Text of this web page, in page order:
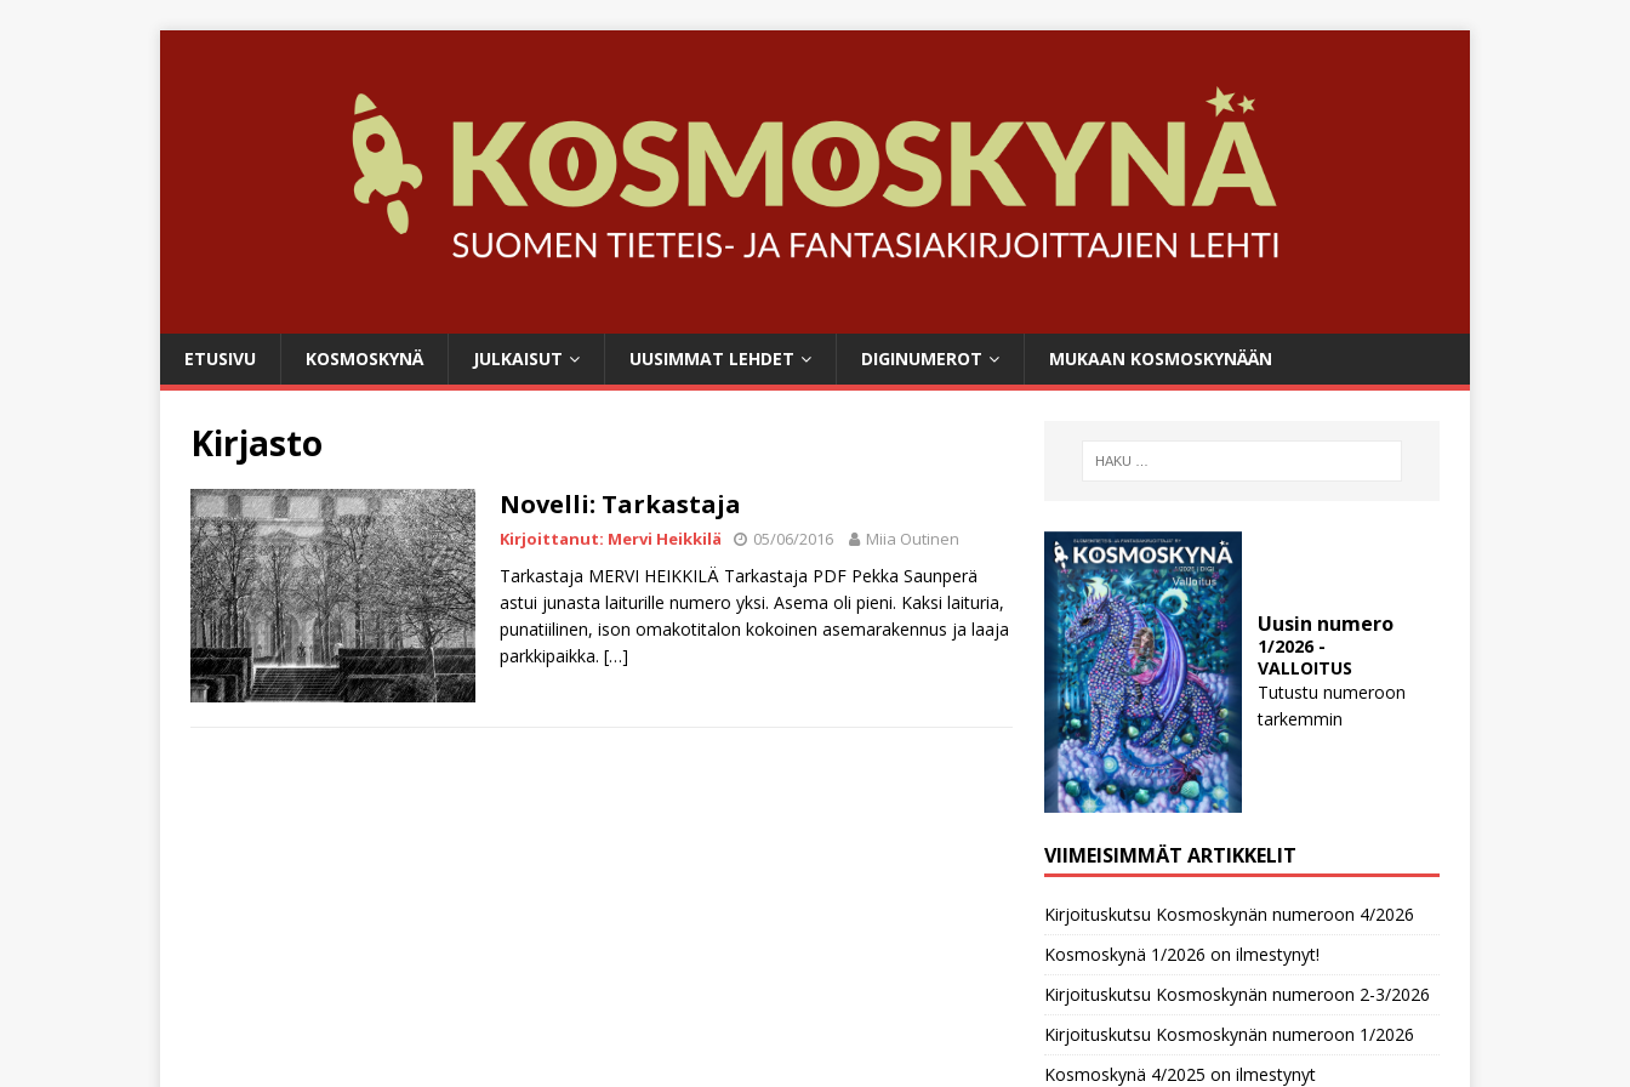
ETUSIVU KOSMOSKYNÄ JULKAISUT UUSIMMAT LEHDET DIGINUMEROT MUKAAN KOSMOSKYNÄÄN
Kirjasto
Novelli: Tarkastaja
Kirjoittanut: Mervi Heikkilä 05/06/2016 Miia Outinen
Tarkastaja MERVI HEIKKILÄ Tarkastaja PDF Pekka Saunperä
astui junasta laiturille numero yksi. Asema oli pieni. Kaksi laituria,
punatiilinen, ison omakotitalon kokoinen asemarakennus ja laaja
parkkipaikka. […]
Uusin numero
1/2026 -
VALLOITUS
Tutustu numeroon
tarkemmin
VIIMEISIMMÄT ARTIKKELIT
Kirjoituskutsu Kosmoskynän numeroon 4/2026
Kosmoskynä 1/2026 on ilmestynyt!
Kirjoituskutsu Kosmoskynän numeroon 2-3/2026
Kirjoituskutsu Kosmoskynän numeroon 1/2026
Kosmoskynä 4/2025 on ilmestynyt